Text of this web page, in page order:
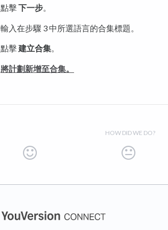
點擊 下一步。
輸入在步驟 3 中所選語言的合集標題。
點擊 建立合集。
將計劃新增至合集。
HOW DID WE DO?
(opens in a